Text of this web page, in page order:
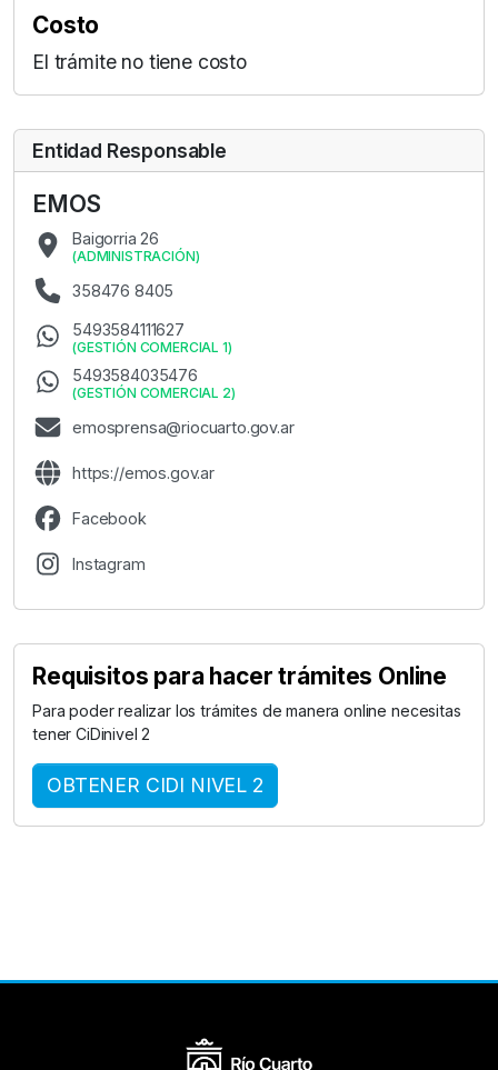
Costo
El trámite no tiene costo
Entidad Responsable
EMOS
Baigorria 26
(ADMINISTRACIÓN)
358476 8405
5493584111627
(GESTIÓN COMERCIAL 1)
5493584035476
(GESTIÓN COMERCIAL 2)
emosprensa@riocuarto.gov.ar
https://emos.gov.ar
Facebook
Instagram
Requisitos para hacer trámites Online
Para poder realizar los trámites de manera online necesitas
tener CiDinivel 2
OBTENER CIDI NIVEL 2